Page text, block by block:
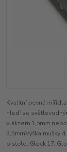
Kvalitní pevná
hledí se
vláknem 1,5mm
3,5mmVýška mušky
pistole: Glock 17,